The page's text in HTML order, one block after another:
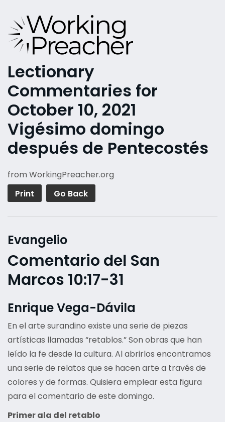
Lectionary
Commentaries for
October 10, 2021
Vigésimo domingo
después de Pentecostés
from WorkingPreacher.org
Print
Go Back
Evangelio
Comentario del San
Marcos 10:17-31
Enrique Vega-Dávila
En el arte surandino existe una serie de piezas
artísticas llamadas “retablos.” Son obras que han
leído la fe desde la cultura. Al abrirlos encontramos
una serie de relatos que se hacen arte a través de
colores y de formas. Quisiera emplear esta figura
para el comentario de este domingo.
Primer ala del retablo